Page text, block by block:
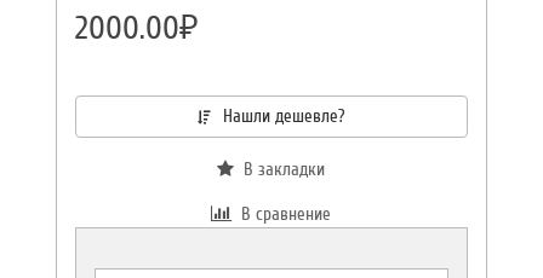
2000.00₽
Нашли дешевле?
В закладки
В сравнение